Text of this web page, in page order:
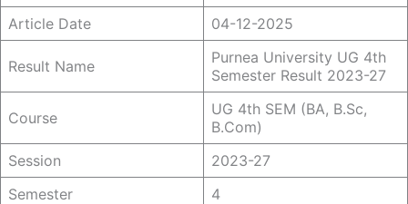
Article Date
04-12-2025
Result Name
Purnea University UG 4th
Semester Result 2023-27
Course
UG 4th SEM (BA, B.Sc,
B.Com)
Session
2023-27
Semester
4